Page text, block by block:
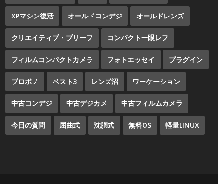
XPマシン復活 オールドコンデジ オールドレンズ
クリエイティブ・ブリーフ コンパクト一眼レフ
フィルムコンパクトカメラ フォトエッセイ プラグイン
プロボノ ベスト3 レンズ沼 ワーケーション
中古コンデジ 中古デジカメ 中古フィルムカメラ
今日の質問 屈曲式 沈胴式 無料OS 軽量LINUX